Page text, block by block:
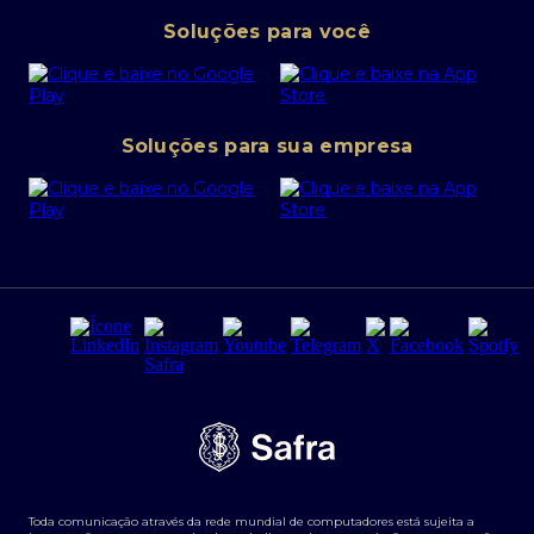
Canal de denúncias
Política de Segurança Cibernética
Portal da Privacidade
PRSAC
Regras e Parâmetros de Atuação Banco Safra
Segurança da Informação
Tarifas e serviços Pessoa Física
Transparência de remuneração
Abra sua conta PJ
SafraPay
Cartão Safra Empresas
Empréstimo e financiamentos PJ
Derivativos
Agronegócios
Soluções para você
Soluções para sua empresa
Toda comunicação através da rede mundial de computadores está sujeita a